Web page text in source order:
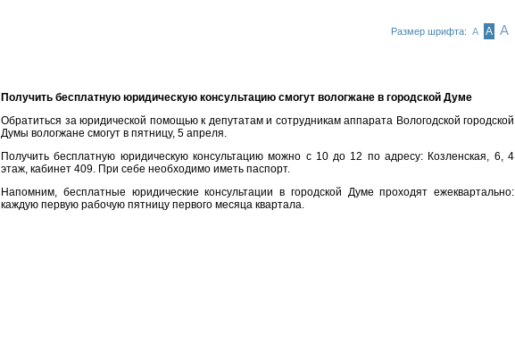
Размер шрифта: А А А
Получить бесплатную юридическую консультацию смогут вологжане в городской Думе
Обратиться за юридической помощью к депутатам и сотрудникам аппарата Вологодской городской
Думы вологжане смогут в пятницу, 5 апреля.
Получить бесплатную юридическую консультацию можно с 10 до 12 по адресу: Козленская, 6, 4
этаж, кабинет 409. При себе необходимо иметь паспорт.
Напомним, бесплатные юридические консультации в городской Думе проходят ежеквартально:
каждую первую рабочую пятницу первого месяца квартала.